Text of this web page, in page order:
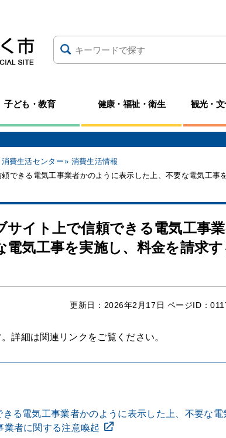
子ども・教育 健康・福祉・衛生 観光・
消費生活センター
消費生活情報
頼できる電気工事業者かのように表示した上、不要な電気工事
サイト上で信頼できる電気工事
電気工事を実施し、料金を請求
更新日： 2026年2月17日 ページID：
詳細は関連リンクをご覧ください。
る電気工事業者かのように表示した上、不要な電
業者に関する注意喚起